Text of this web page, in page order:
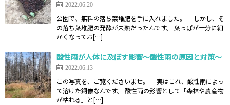
2022.06.20
公園で、無料の落ち葉堆肥を手に入れました。 しかし、そ
の落ち葉堆肥の発酵が未熟だったんです。 葉っぱが十分に細
かくなってお[…]
酸性雨が人体に及ぼす影響～酸性雨の原因と対策～
2022.06.13
この写真を、ご覧くださいませ。 実はこれ、酸性雨によっ
て溶けた銅像なんです。 酸性雨の影響として「森林や農産物
が枯れる」と[…]